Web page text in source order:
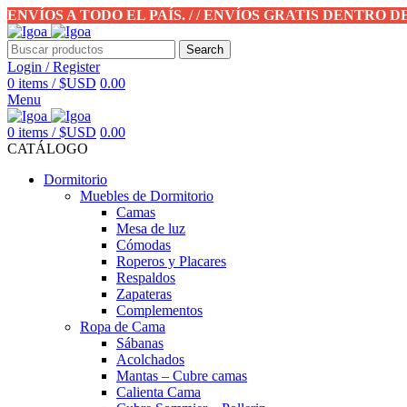
ENVÍOS A TODO EL PAÍS. / / ENVÍOS GRATIS DENTRO
Search
Login / Register
0 items / $USD 0.00
Menu
0 items / $USD 0.00
CATÁLOGO
Dormitorio
Muebles de Dormitorio
Camas
Mesa de luz
Cómodas
Roperos y Placares
Respaldos
Zapateras
Complementos
Ropa de Cama
Sábanas
Acolchados
Mantas – Cubre camas
Calienta Cama